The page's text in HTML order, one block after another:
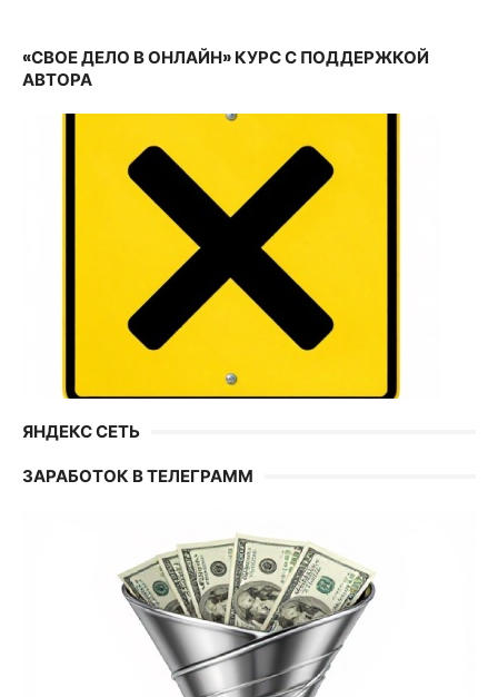
«СВОЕ ДЕЛО В ОНЛАЙН» КУРС С ПОДДЕРЖКОЙ
АВТОРА
ЯНДЕКС СЕТЬ
ЗАРАБОТОК В ТЕЛЕГРАММ